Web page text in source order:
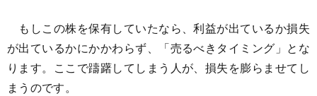
もしこの株を保有していたなら、利益が出ているか損失
が出ているかにかかわらず、「売るべきタイミング」とな
ります。ここで躊躇してしまう人が、損失を膨らませてし
まうのです。